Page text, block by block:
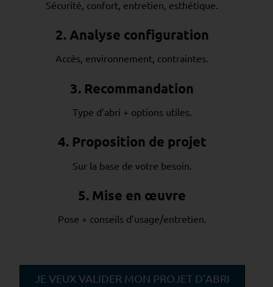
Sécurité, confort, entretien, esthétique.
2. Analyse configuration
Accès, environnement, contraintes.
3. Recommandation
Type d’abri + options utiles.
4. Proposition de projet
Sur la base de votre besoin.
5. Mise en œuvre
Pose + conseils d’usage/entretien.
JE VEUX VALIDER MON PROJET D’ABRI